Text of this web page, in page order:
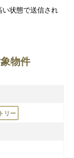
状態で送信され
物件
リー